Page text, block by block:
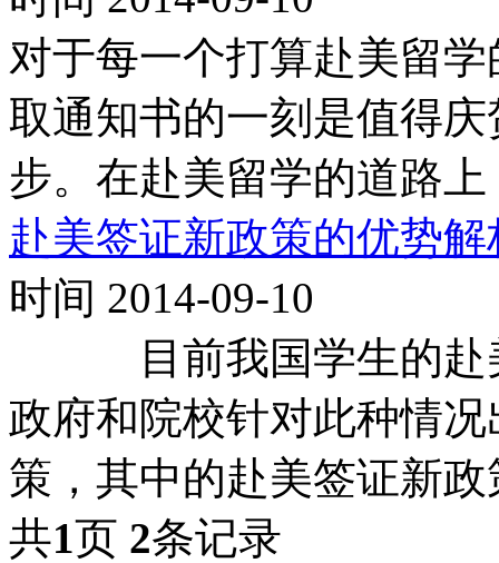
对于每一个打算赴美留
取通知书的一刻是值得
步。在赴美留学的道路
赴美签证新政策的优势解
时间 2014-09-10
目前我国学生的赴美
政府和院校针对此种情
策，其中的赴美签证新
共1页 2条记录